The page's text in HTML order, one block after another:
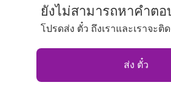
ยังไม่สามารถหาคำต
โปรดส่ง ตั๋ว ถึงเราและเราจะติ
ส่ง ตั๋ว